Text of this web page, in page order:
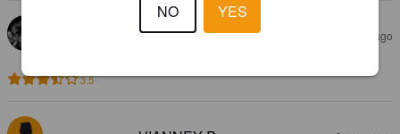
XAVIER R 3 years ago
3.5
NO YES